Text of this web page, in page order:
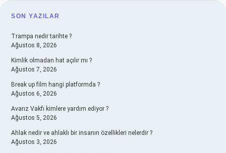
SIDEBAR
SON YAZILAR
Trampa nedir tarihte ?
Ağustos 8, 2026
Kimlik olmadan hat açılır mı ?
Ağustos 7, 2026
Break up film hangi platformda ?
Ağustos 6, 2026
Avarız Vakfı kimlere yardım ediyor ?
Ağustos 5, 2026
Ahlak nedir ve ahlaklı bir insanın özellikleri nelerdir ?
Ağustos 3, 2026